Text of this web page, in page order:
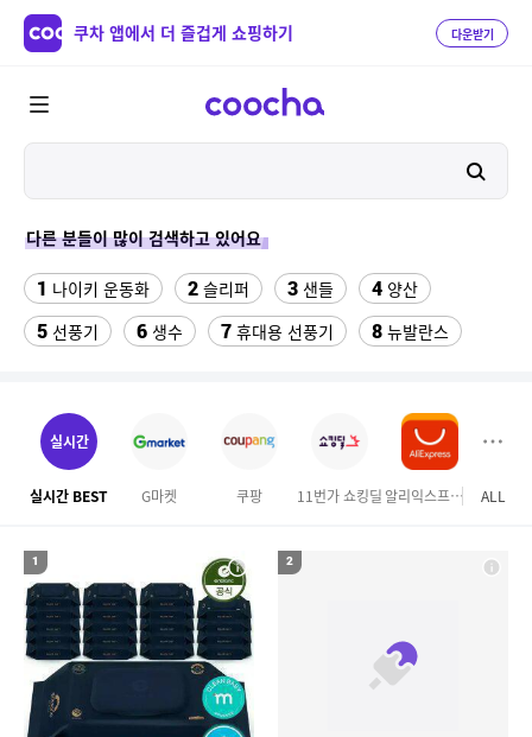
쿠차 앱에서 더 즐겁게 쇼핑하기 다운받기
다른 분들이 많이 검색하고 있어요
1 나이키 운동화 2 슬리퍼 3 샌들 4 양산
5 선풍기 6 생수 7 휴대용 선풍기 8 뉴발란스
12 에어건 공기
14 사각팬티 트렁크 엄마옷
17 메가커피 18 루이까스텔 19 55인치 V ALL
실시간
실시간 BEST G마켓 쿠팡 11번가 쇼킹딜 알리익스프레스
1 2